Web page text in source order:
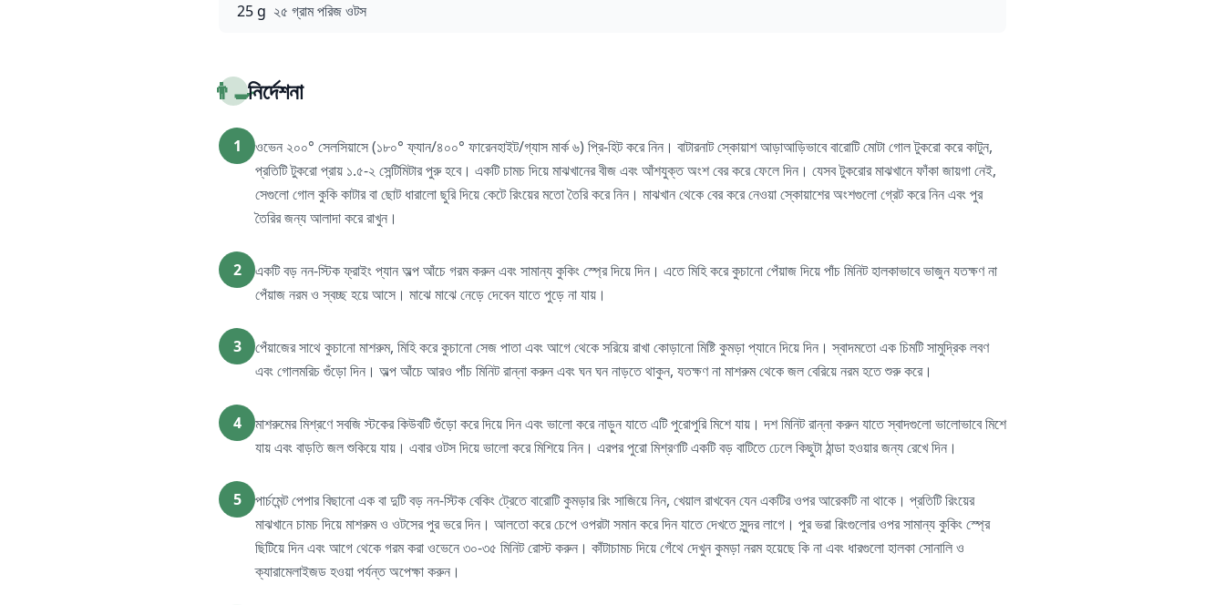
25 g ২৫ গ্রাম পরিজ ওটস
👨‍🍳নির্দেশনা
1
ওভেন ২০০° সেলসিয়াসে (১৮০° ফ্যান/৪০০° ফারেনহাইট/গ্যাস মার্ক ৬) প্রি-হিট করে নিন। বাটারনাট স্কোয়াশ আড়াআড়িভাবে বারোটি মোটা গোল টুকরো করে কাটুন,
প্রতিটি টুকরো প্রায় ১.৫-২ সেন্টিমিটার পুরু হবে। একটি চামচ দিয়ে মাঝখানের বীজ এবং আঁশযুক্ত অংশ বের করে ফেলে দিন। যেসব টুকরোর মাঝখানে ফাঁকা জায়গা নেই,
সেগুলো গোল কুকি কাটার বা ছোট ধারালো ছুরি দিয়ে কেটে রিংয়ের মতো তৈরি করে নিন। মাঝখান থেকে বের করে নেওয়া স্কোয়াশের অংশগুলো গ্রেট করে নিন এবং পুর
তৈরির জন্য আলাদা করে রাখুন।
2
একটি বড় নন-স্টিক ফ্রাইং প্যান অল্প আঁচে গরম করুন এবং সামান্য কুকিং স্প্রে দিয়ে দিন। এতে মিহি করে কুচানো পেঁয়াজ দিয়ে পাঁচ মিনিট হালকাভাবে ভাজুন যতক্ষণ না
পেঁয়াজ নরম ও স্বচ্ছ হয়ে আসে। মাঝে মাঝে নেড়ে দেবেন যাতে পুড়ে না যায়।
3
পেঁয়াজের সাথে কুচানো মাশরুম, মিহি করে কুচানো সেজ পাতা এবং আগে থেকে সরিয়ে রাখা কোড়ানো মিষ্টি কুমড়া প্যানে দিয়ে দিন। স্বাদমতো এক চিমটি সামুদ্রিক লবণ
এবং গোলমরিচ গুঁড়ো দিন। অল্প আঁচে আরও পাঁচ মিনিট রান্না করুন এবং ঘন ঘন নাড়তে থাকুন, যতক্ষণ না মাশরুম থেকে জল বেরিয়ে নরম হতে শুরু করে।
4
মাশরুমের মিশ্রণে সবজি স্টকের কিউবটি গুঁড়ো করে দিয়ে দিন এবং ভালো করে নাড়ুন যাতে এটি পুরোপুরি মিশে যায়। দশ মিনিট রান্না করুন যাতে স্বাদগুলো ভালোভাবে মিশে
যায় এবং বাড়তি জল শুকিয়ে যায়। এবার ওটস দিয়ে ভালো করে মিশিয়ে নিন। এরপর পুরো মিশ্রণটি একটি বড় বাটিতে ঢেলে কিছুটা ঠান্ডা হওয়ার জন্য রেখে দিন।
5
পার্চমেন্ট পেপার বিছানো এক বা দুটি বড় নন-স্টিক বেকিং ট্রেতে বারোটি কুমড়ার রিং সাজিয়ে নিন, খেয়াল রাখবেন যেন একটির ওপর আরেকটি না থাকে। প্রতিটি রিংয়ের
মাঝখানে চামচ দিয়ে মাশরুম ও ওটসের পুর ভরে দিন। আলতো করে চেপে ওপরটা সমান করে দিন যাতে দেখতে সুন্দর লাগে। পুর ভরা রিংগুলোর ওপর সামান্য কুকিং স্প্রে
ছিটিয়ে দিন এবং আগে থেকে গরম করা ওভেনে ৩০-৩৫ মিনিট রোস্ট করুন। কাঁটাচামচ দিয়ে গেঁথে দেখুন কুমড়া নরম হয়েছে কি না এবং ধারগুলো হালকা সোনালি ও
ক্যারামেলাইজড হওয়া পর্যন্ত অপেক্ষা করুন।